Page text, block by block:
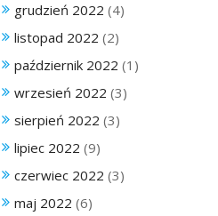
grudzień 2022 (4)
listopad 2022 (2)
październik 2022 (1)
wrzesień 2022 (3)
sierpień 2022 (3)
lipiec 2022 (9)
czerwiec 2022 (3)
maj 2022 (6)